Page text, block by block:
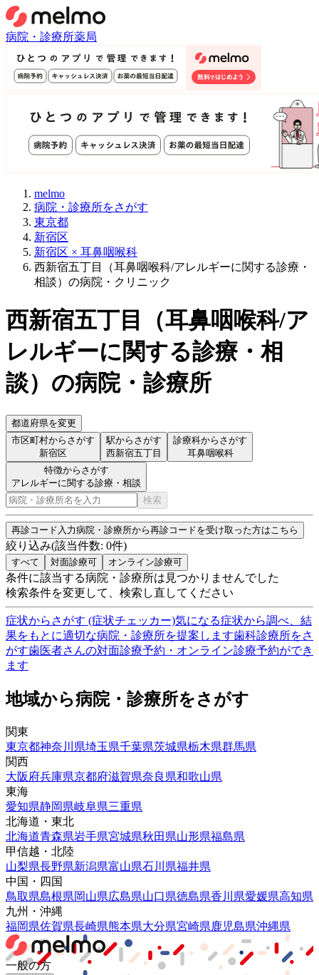
病院・診療所薬局
melmo
病院・診療所をさがす
東京都
新宿区
新宿区 × 耳鼻咽喉科
西新宿五丁目（耳鼻咽喉科/アレルギーに関する診療・
相談）の病院・クリニック
西新宿五丁目 （耳鼻咽喉科/ア
レルギーに関する診療・相
談） の病院・診療所
都道府県を変更
市区町村からさがす
新宿区
駅からさがす
西新宿五丁目
診療科からさがす
耳鼻咽喉科
特徴からさがす
アレルギーに関する診療・相談
検索
再診コード入力病院・診療所から再診コードを受け取った方はこちら
絞り込み(該当件数: 0件)
すべて 対面診療可 オンライン診療可
条件に該当する病院・診療所は見つかりませんでした
検索条件を変更して、検索し直してください
症状からさがす (症状チェッカー)気になる症状から調べ、結
果をもとに適切な病院・診療所を提案します歯科診療所をさ
がす歯医者さんの対面診療予約・オンライン診療予約ができ
ます
地域から病院・診療所をさがす
関東
東京都神奈川県埼玉県千葉県茨城県栃木県群馬県
関西
大阪府兵庫県京都府滋賀県奈良県和歌山県
東海
愛知県静岡県岐阜県三重県
北海道・東北
北海道青森県岩手県宮城県秋田県山形県福島県
甲信越・北陸
山梨県長野県新潟県富山県石川県福井県
中国・四国
鳥取県島根県岡山県広島県山口県徳島県香川県愛媛県高知県
九州・沖縄
福岡県佐賀県長崎県熊本県大分県宮崎県鹿児島県沖縄県
一般の方